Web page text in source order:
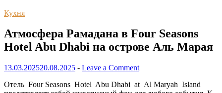
Кухня
Атмосфера Рамадана в Four Seasons
Hotel Abu Dhabi на острове Аль Марая
13.03.202520.08.2025 - Leave a Comment
Отель Four Seasons Hotel Abu Dhabi at Al Maryah Island